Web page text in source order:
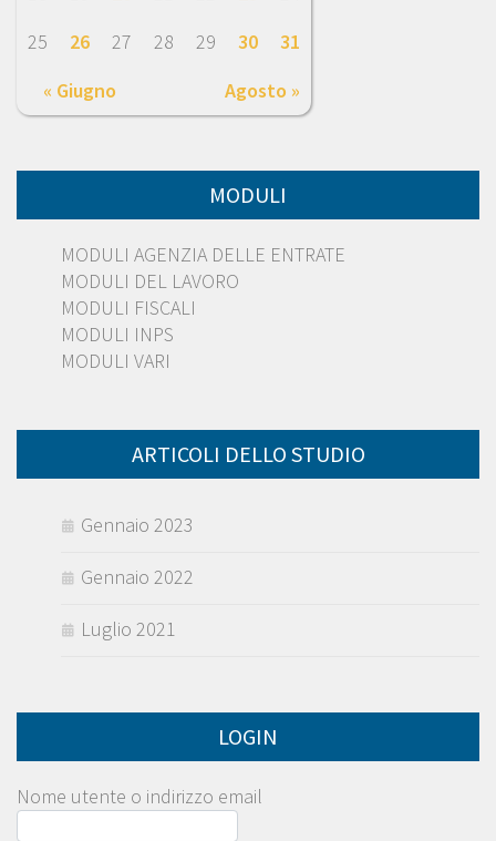
« Giugno Agosto »
25
26 27 28 29 30 31
MODULI
MODULI AGENZIA DELLE ENTRATE
MODULI DEL LAVORO
MODULI FISCALI
MODULI INPS
MODULI VARI
ARTICOLI DELLO STUDIO
Gennaio 2023
Gennaio 2022
Luglio 2021
LOGIN
Nome utente o indirizzo email